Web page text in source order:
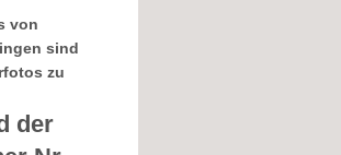
von
sind
zu
der